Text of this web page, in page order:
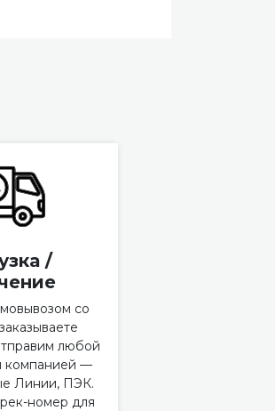
/
со
любой
компанией —
Линии, ПЭК.
номер для